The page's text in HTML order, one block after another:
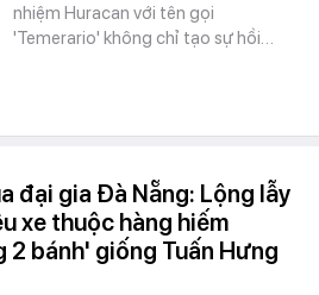
nhiệm Huracan với tên gọi
'Temerario' không chỉ tạo sự hồi…
đại gia Đà Nẵng: Lộng lẫy
xe thuộc hàng hiếm
2 bánh' giống Tuấn Hưng